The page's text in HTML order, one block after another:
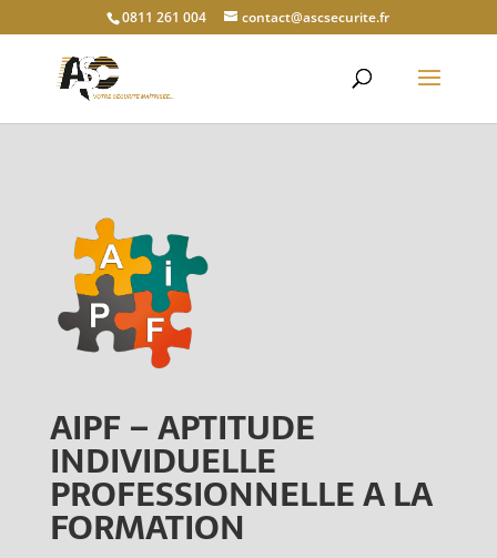
0811 261 004 contact@ascsecurite.fr
AIPF – APTITUDE
INDIVIDUELLE
PROFESSIONNELLE A LA
FORMATION